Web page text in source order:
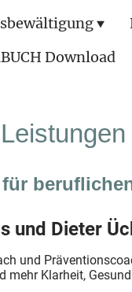
Download
und Dieter
und
mehr Klarheit,